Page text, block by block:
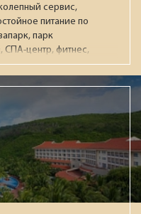
сервис,
питание по
парк
СПА-центр, фитнес,
для обеспеченных